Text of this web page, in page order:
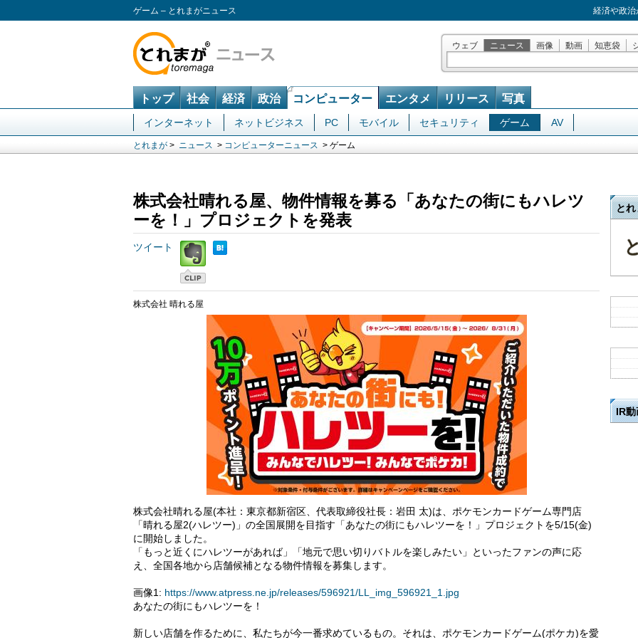
ゲーム – とれまがニュース 経済や政
ウェブ ニュース 画像 動画 知恵袋
トップ 社会 経済 政治 コンピューター エンタメ リリース 写真
インターネット ネットビジネス PC モバイル セキュリティ ゲーム AV
とれまが > ニュース > コンピューターニュース > ゲーム
株式会社晴れる屋、物件情報を募る「あなたの街にもハレツ
ーを！」プロジェクトを発表
ツイート
株式会社 晴れる屋
株式会社晴れる屋(本社：東京都新宿区、代表取締役社長：岩田 太)は、ポケモンカードゲーム専門店
「晴れる屋2(ハレツー)」の全国展開を目指す「あなたの街にもハレツーを！」プロジェクトを5/15(金)
に開始しました。
「もっと近くにハレツーがあれば」「地元で思い切りバトルを楽しみたい」といったファンの声に応
え、全国各地から店舗候補となる物件情報を募集します。
画像1: https://www.atpress.ne.jp/releases/596921/LL_img_596921_1.jpg
あなたの街にもハレツーを！
新しい店舗を作るために、私たちが今一番求めているもの。それは、ポケモンカードゲーム(ポケカ)を愛
とれ
IR動